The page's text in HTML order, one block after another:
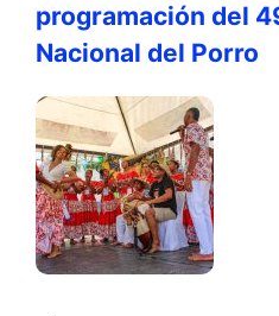
programación del
Nacional del Porro